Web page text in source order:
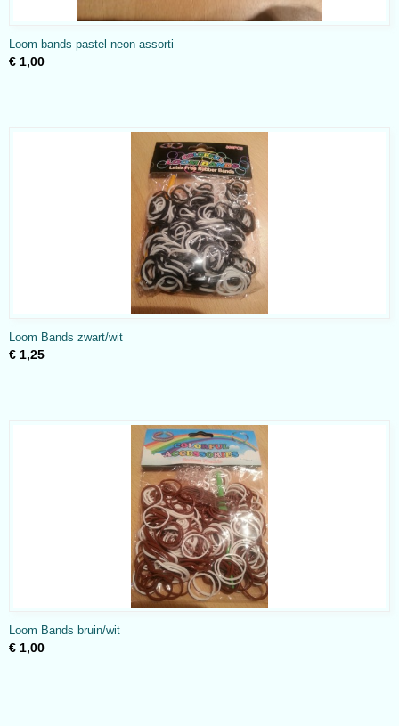
Loom bands pastel neon assorti
€ 1,00
Loom Bands zwart/wit
€ 1,25
Loom Bands bruin/wit
€ 1,00